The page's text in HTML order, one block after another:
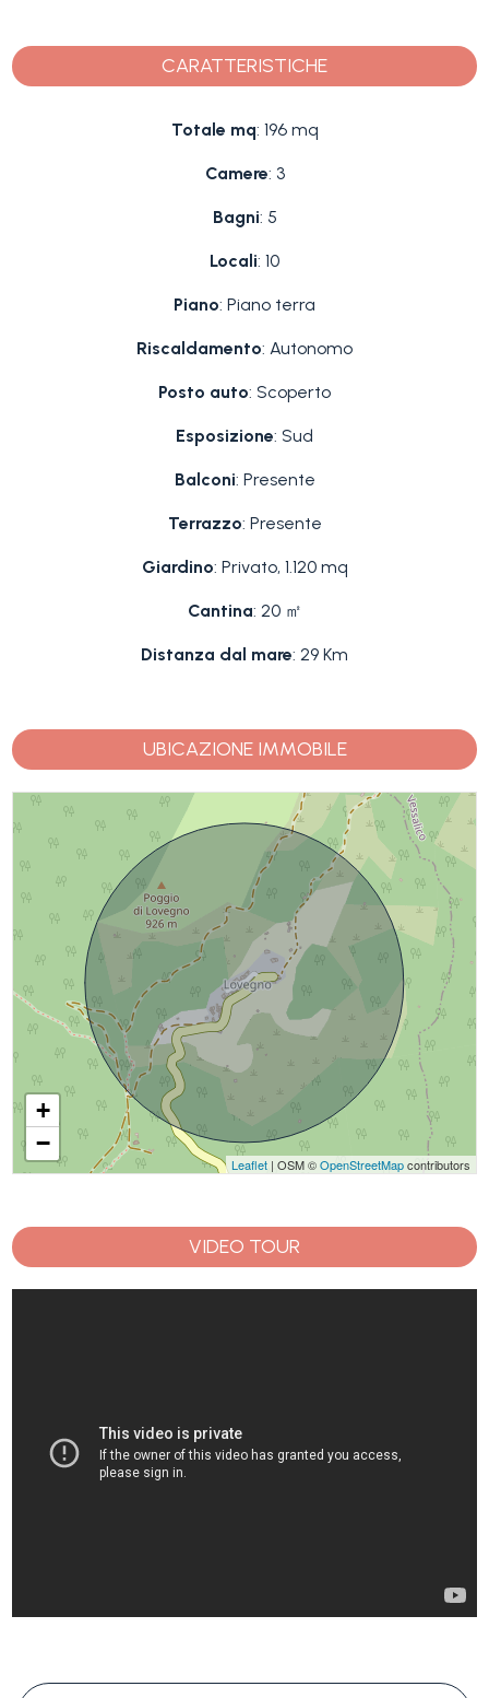
CARATTERISTICHE
Totale mq: 196 mq
Camere: 3
Bagni: 5
Locali: 10
Piano: Piano terra
Riscaldamento: Autonomo
Posto auto: Scoperto
Esposizione: Sud
Balconi: Presente
Terrazzo: Presente
Giardino: Privato, 1.120 mq
Cantina: 20 ㎡
Distanza dal mare: 29 Km
UBICAZIONE IMMOBILE
+
−
Leaflet| OSM ©OpenStreetMapcontributors
VIDEO TOUR